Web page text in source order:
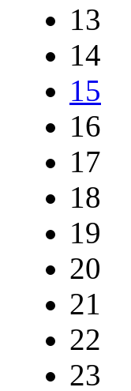
13
14
15
16
17
18
19
20
21
22
23